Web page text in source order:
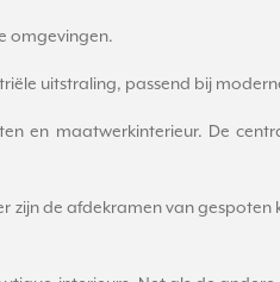
omgevingen.
uitstraling, passend bij
en maatwerkinterieur. De
de afdekramen van